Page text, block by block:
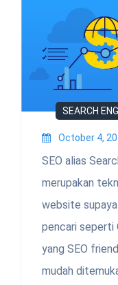
SEARCH
October 4,
SEO alias
merupakan
website
pencari seperti
yang SEO
mudah